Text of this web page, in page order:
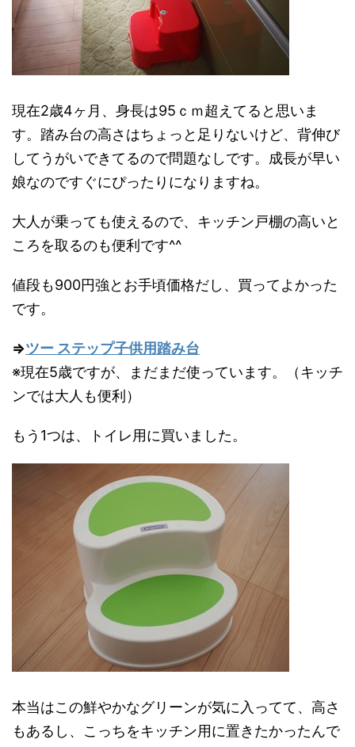
現在2歳4ヶ月、身長は95ｃｍ超えてると思いま
す。踏み台の高さはちょっと足りないけど、背伸び
してうがいできてるので問題なしです。成長が早い
娘なのですぐにぴったりになりますね。
大人が乗っても使えるので、キッチン戸棚の高いと
ころを取るのも便利です^^
値段も900円強とお手頃価格だし、買ってよかった
です。
⇒ツー ステップ子供用踏み台
※現在5歳ですが、まだまだ使っています。（キッチ
ンでは大人も便利）
もう1つは、トイレ用に買いました。
本当はこの鮮やかなグリーンが気に入ってて、高さ
もあるし、こっちをキッチン用に置きたかったんで